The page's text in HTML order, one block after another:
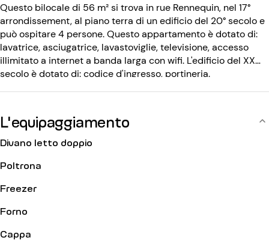
Questo bilocale di 56 m² si trova in rue Rennequin, nel 17°
arrondissement, al piano terra di un edificio del 20° secolo e
può ospitare 4 persone. Questo appartamento è dotato di:
lavatrice, asciugatrice, lavastoviglie, televisione, accesso
illimitato a internet a banda larga con wifi. L'edificio del XX
secolo è dotato di: codice d'ingresso, portineria.
L'equipaggiamento
Divano letto doppio
Poltrona
Freezer
Forno
Cappa